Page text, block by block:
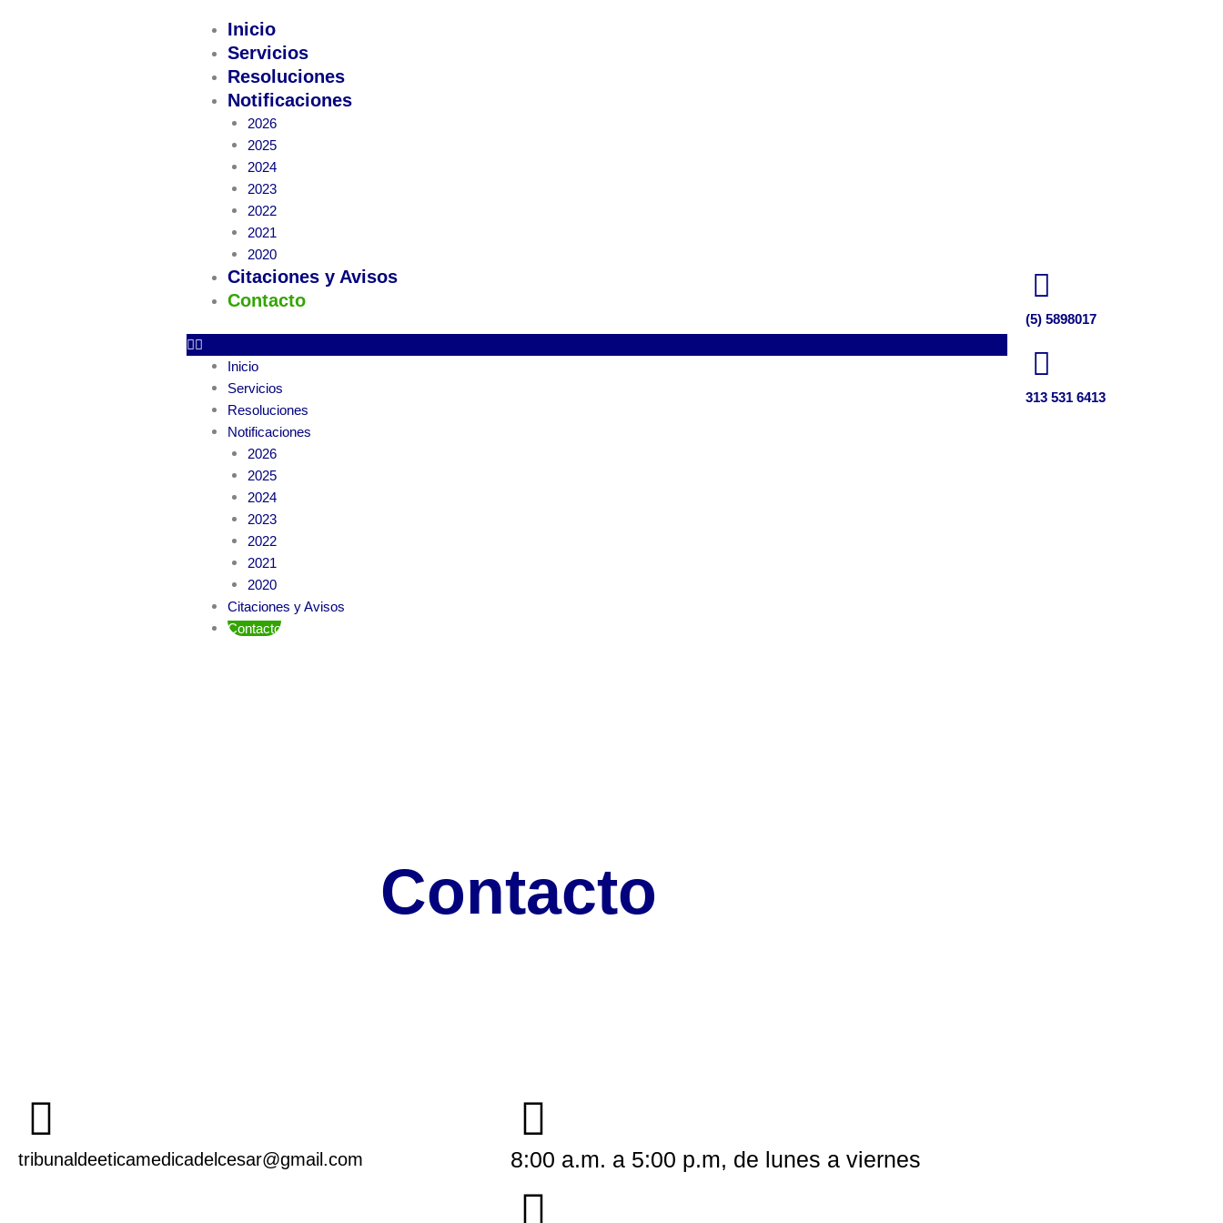
Inicio
Servicios
Resoluciones
Notificaciones
2026
2025
2024
2023
2022
2021
2020
Citaciones y Avisos
Contacto
Inicio
Servicios
Resoluciones
Notificaciones
2026
2025
2024
2023
2022
2021
2020
Citaciones y Avisos
Contacto
(5) 5898017
313 531 6413
Contacto
tribunaldeeticamedicadelcesar@gmail.com 8:00 a.m. a 5:00 p.m, de lunes a viernes